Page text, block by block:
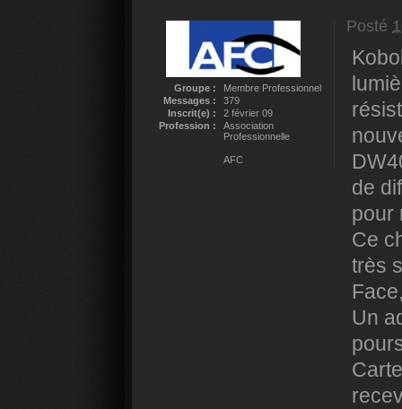
Groupe :
Membre Professionnel
Messages :
379
Inscrit(e) :
2 février 09
Profession :
Association
Professionnelle
AFC
Posté
de
pour
Ce
très
Un